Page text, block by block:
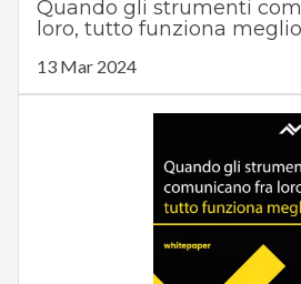
Quando gli strumenti
loro, tutto funziona
13 Mar 2024